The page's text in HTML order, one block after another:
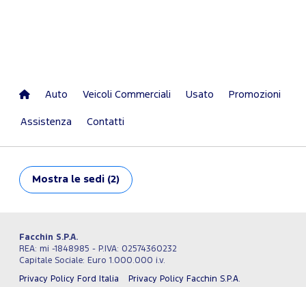
Auto Veicoli Commerciali Usato Promozioni
Assistenza Contatti
Mostra le sedi (2)
Facchin S.P.A.
REA: mi -1848985 - P.IVA: 02574360232
Capitale Sociale: Euro 1.000.000 i.v.
Privacy Policy Ford Italia Privacy Policy Facchin S.P.A.